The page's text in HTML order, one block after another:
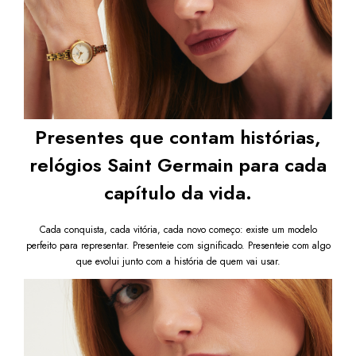
Presentes que contam histórias,
relógios Saint Germain para cada
capítulo da vida.
Cada conquista, cada vitória, cada novo começo: existe um modelo
perfeito para representar. Presenteie com significado. Presenteie com algo
que evolui junto com a história de quem vai usar.